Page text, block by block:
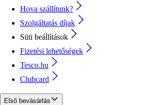
Hova szállítunk?
Szolgáltatás díjak
Süti beállítások
Fizetési lehetőségek
Tesco.hu
Clubcard
Első bevásárlás